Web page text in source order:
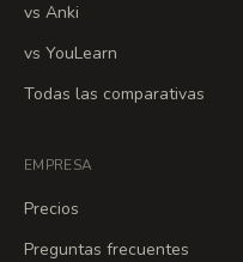
vs Anki
vs YouLearn
Todas las comparativas
EMPRESA
Precios
Preguntas frecuentes